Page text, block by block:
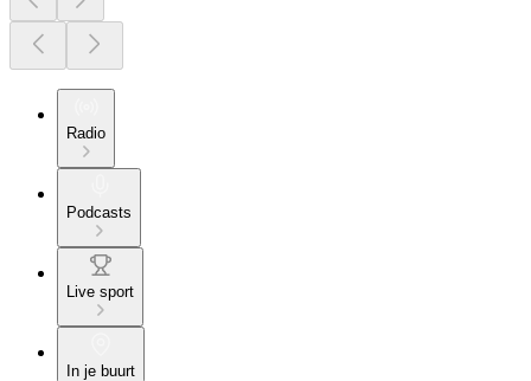
Radio
Podcasts
Live sport
In je buurt